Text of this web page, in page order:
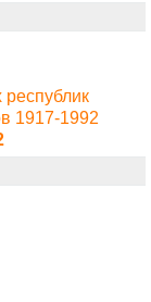
республик
1917-1992